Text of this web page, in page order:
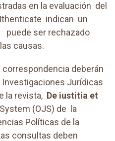
en la evaluación del
indican un
puede ser rechazado
causas.
deberán
Jurídicas
la revista, De iustitia et
(OJS) de la
Políticas de la
consultas deben